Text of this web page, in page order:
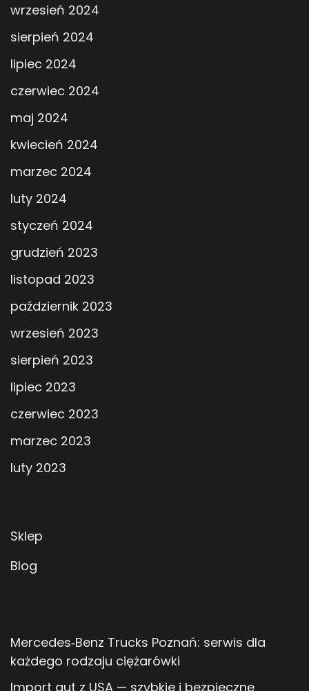
wrzesień 2024
sierpień 2024
lipiec 2024
czerwiec 2024
maj 2024
kwiecień 2024
marzec 2024
luty 2024
styczeń 2024
grudzień 2023
listopad 2023
październik 2023
wrzesień 2023
sierpień 2023
lipiec 2023
czerwiec 2023
marzec 2023
luty 2023
Sklep
Blog
Mercedes‑Benz Trucks Poznań: serwis dla
każdego rodzaju ciężarówki
Import aut z USA — szybkie i bezpieczne